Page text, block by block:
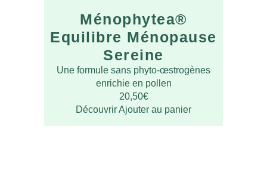
Ménophytea®
Equilibre Ménopause
Sereine
Une formule sans phyto-œstrogènes
enrichie en pollen
20,50€
DécouvrirAjouter au panier